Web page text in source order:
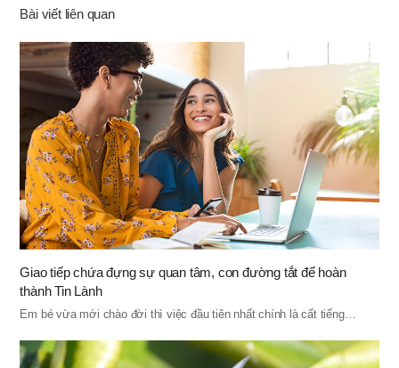
Bài viết liên quan
Giao tiếp chứa đựng sự quan tâm, con đường tắt để hoàn
thành Tin Lành
Em bé vừa mới chào đời thì việc đầu tiên nhất chính là cất tiếng…